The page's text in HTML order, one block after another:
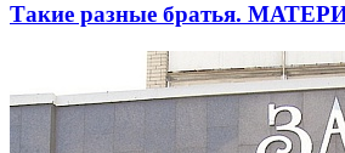
Такие разные братья.